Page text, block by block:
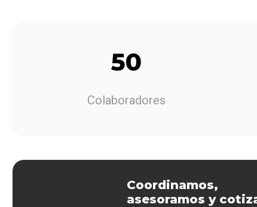
50
Colaboradores
Coordinamos,
asesoramos y